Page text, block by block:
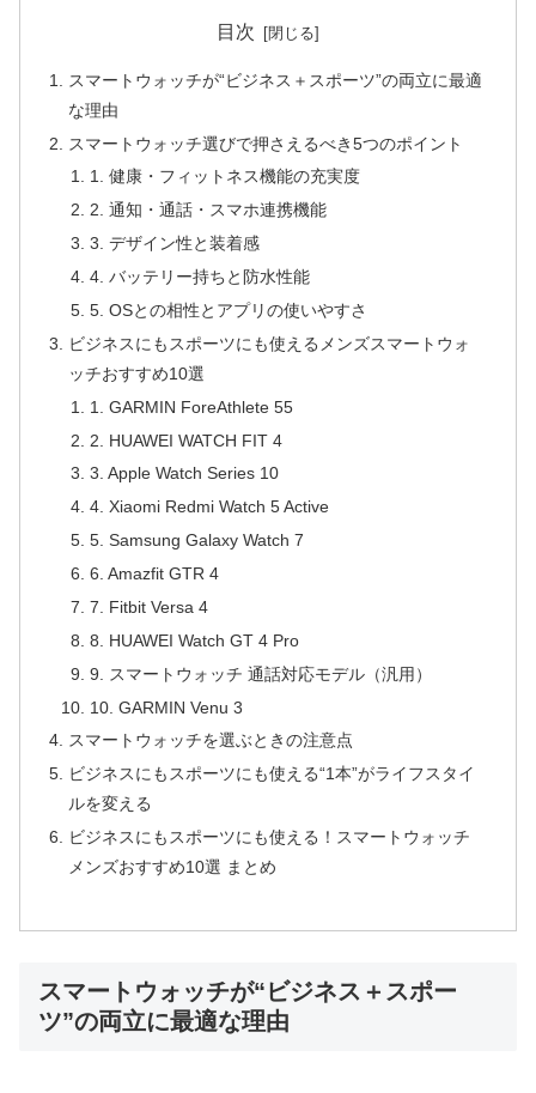
目次
スマートウォッチが“ビジネス＋スポーツ”の両立に最適
な理由
スマートウォッチ選びで押さえるべき5つのポイント
1. 健康・フィットネス機能の充実度
2. 通知・通話・スマホ連携機能
3. デザイン性と装着感
4. バッテリー持ちと防水性能
5. OSとの相性とアプリの使いやすさ
ビジネスにもスポーツにも使えるメンズスマートウォ
ッチおすすめ10選
1. GARMIN ForeAthlete 55
2. HUAWEI WATCH FIT 4
3. Apple Watch Series 10
4. Xiaomi Redmi Watch 5 Active
5. Samsung Galaxy Watch 7
6. Amazfit GTR 4
7. Fitbit Versa 4
8. HUAWEI Watch GT 4 Pro
9. スマートウォッチ 通話対応モデル（汎用）
10. GARMIN Venu 3
スマートウォッチを選ぶときの注意点
ビジネスにもスポーツにも使える“1本”がライフスタイ
ルを変える
ビジネスにもスポーツにも使える！スマートウォッチ
メンズおすすめ10選 まとめ
スマートウォッチが“ビジネス＋スポー
ツ”の両立に最適な理由